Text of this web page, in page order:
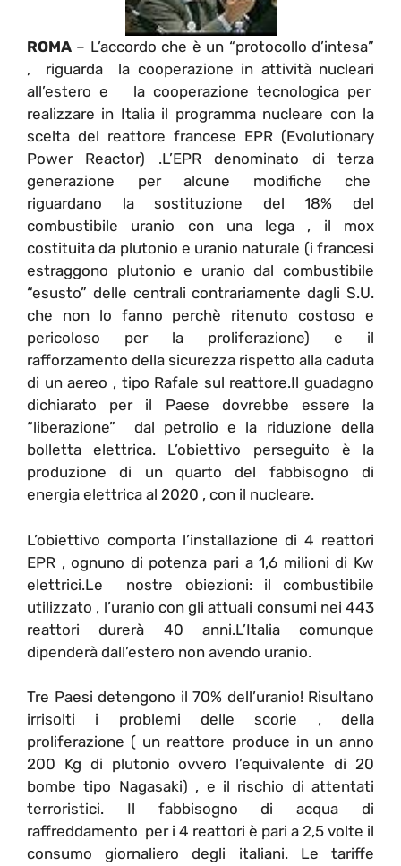
ROMA – L’accordo che è un “protocollo d’intesa”
, riguarda la cooperazione in attività nucleari
all’estero e la cooperazione tecnologica per
realizzare in Italia il programma nucleare con la
scelta del reattore francese EPR (Evolutionary
Power Reactor) .L’EPR denominato di terza
generazione per alcune modifiche che
riguardano la sostituzione del 18% del
combustibile uranio con una lega , il mox
costituita da plutonio e uranio naturale (i francesi
estraggono plutonio e uranio dal combustibile
“esusto” delle centrali contrariamente dagli S.U.
che non lo fanno perchè ritenuto costoso e
pericoloso per la proliferazione) e il
rafforzamento della sicurezza rispetto alla caduta
di un aereo , tipo Rafale sul reattore.Il guadagno
dichiarato per il Paese dovrebbe essere la
“liberazione” dal petrolio e la riduzione della
bolletta elettrica. L’obiettivo perseguito è la
produzione di un quarto del fabbisogno di
energia elettrica al 2020 , con il nucleare.
L’obiettivo comporta l’installazione di 4 reattori
EPR , ognuno di potenza pari a 1,6 milioni di Kw
elettrici.Le nostre obiezioni: il combustibile
utilizzato , l’uranio con gli attuali consumi nei 443
reattori durerà 40 anni.L’Italia comunque
dipenderà dall’estero non avendo uranio.
Tre Paesi detengono il 70% dell’uranio! Risultano
irrisolti i problemi delle scorie , della
proliferazione ( un reattore produce in un anno
200 Kg di plutonio ovvero l’equivalente di 20
bombe tipo Nagasaki) , e il rischio di attentati
terroristici. Il fabbisogno di acqua di
raffreddamento per i 4 reattori è pari a 2,5 volte il
consumo giornaliero degli italiani. Le tariffe